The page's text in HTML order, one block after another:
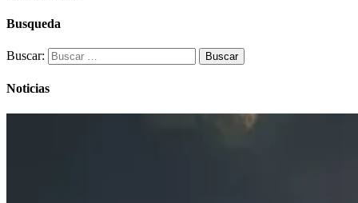
Busqueda
Buscar:
Noticias